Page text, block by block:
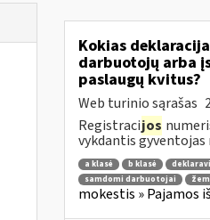
Kokias
darbuotojų arba
paslaugų kvitus?
Web turinio sąrašas
Registracijos
vykdantis gyventojas
a klasė b klasė
samdomi darbuotojai
mokestis » Pajamos